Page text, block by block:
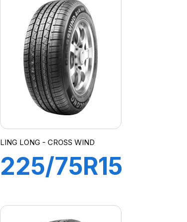
WIND HP
LING LONG - CROSS WIND
225/75R15